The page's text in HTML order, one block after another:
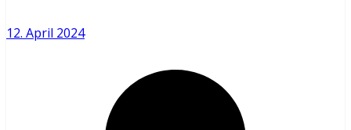
12. April 2024